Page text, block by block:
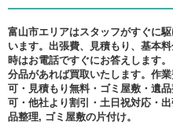
富山市エリアはスタッフがすぐに
います。出張費、見積もり、基本
時はお電話ですぐにお答えします
分品があれば買取いたします。作
可・見積もり無料・ゴミ屋敷・遺
可・他社より割引・土日祝対応・
品整理, ゴミ屋敷の片付け。